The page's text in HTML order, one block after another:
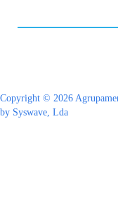
Copyright © 2026
by Syswave, Lda